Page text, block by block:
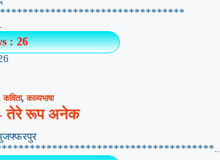
: 26
कविता,काव्यभाषा
– तेरे रूप अनेक